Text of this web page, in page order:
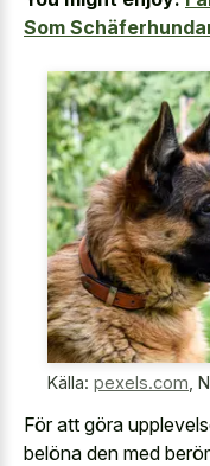
Som
Källa: pexels.com
För att göra
belöna den med